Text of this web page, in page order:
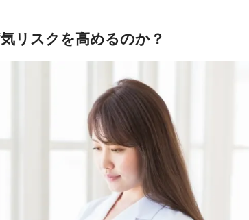
リスクを高めるのか？